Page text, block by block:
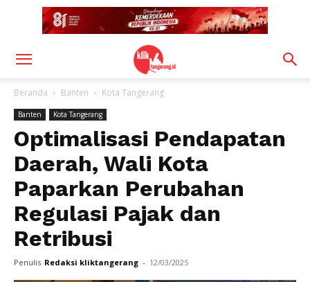
Beranda Banten Kota Tangerang
Banten Kota Tangerang
Optimalisasi Pendapatan
Daerah, Wali Kota
Paparkan Perubahan
Regulasi Pajak dan
Retribusi
Penulis Redaksi kliktangerang - 12/03/2025